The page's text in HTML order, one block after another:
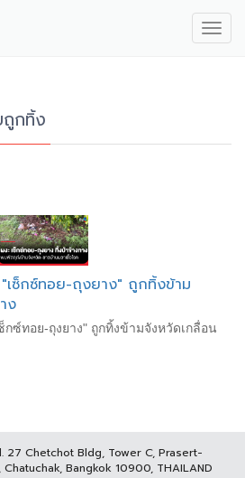
ถูกทิ้ง
"เซ็กซ์ทอย-ถุงยาง" ถูกทิ้งข้าม
ง
กซ์ทอย-ถุงยาง" ถูกทิ้งข้ามจังหวัดเกลื่อน
27 Chetchot Bldg, Tower C, Prasert-
Bangkok 10900, THAILAND